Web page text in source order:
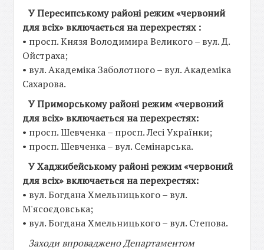
У Пересипському районі режим «червоний
для всіх» включається на перехрестях :
• просп. Князя Володимира Великого – вул. Д.
Ойстраха;
• вул. Академіка Заболотного – вул. Академіка
Сахарова.
У Приморському районі режим «червоний
для всіх» включається на перехрестях:
• просп. Шевченка – просп. Лесі Українки;
• просп. Шевченка – вул. Семінарська.
У Хаджибейському районі режим «червоний
для всіх» включається на перехрестях:
• вул. Богдана Хмельницького – вул.
М'ясоєдовська;
• вул. Богдана Хмельницького – вул. Степова.
Заходи впроваджено Департаментом